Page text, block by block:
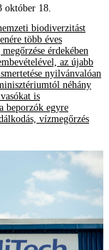
október 18.
biodiverzitást
több éves
érdekében
az újabb
nyilvánvalóan
néhány
is
beporzók egyre
vízmegőrzés